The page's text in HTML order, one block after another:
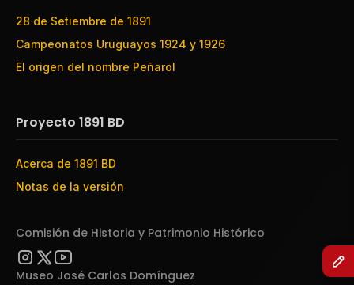
28 de Setiembre de 1891
Campeonatos Uruguayos 1924 y 1926
El origen del nombre Peñarol
Proyecto 1891 BD
Acerca de 1891 BD
Notas de la versión
Comisión de Historia y Patrimonio Histórico
Museo José Carlos Domínguez